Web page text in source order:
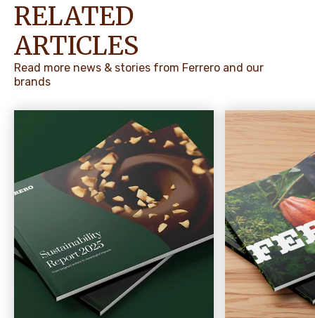
RELATED
ARTICLES
Read more news & stories from Ferrero and our
brands